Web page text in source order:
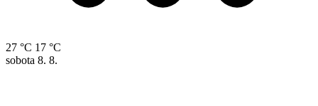
27 °C 17 °C
sobota 8. 8.